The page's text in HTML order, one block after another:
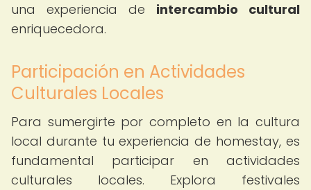
una experiencia de intercambio cultural
enriquecedora.
Participación en Actividades
Culturales Locales
Para sumergirte por completo en la cultura
local durante tu experiencia de homestay, es
fundamental participar en actividades
culturales locales. Explora festivales